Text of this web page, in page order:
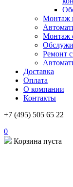
Монтаж
Монтаж
Ремонт
Доставка
Оплата
О компании
Контакты
+7 (495) 505 65 22
0
Корзина пуста